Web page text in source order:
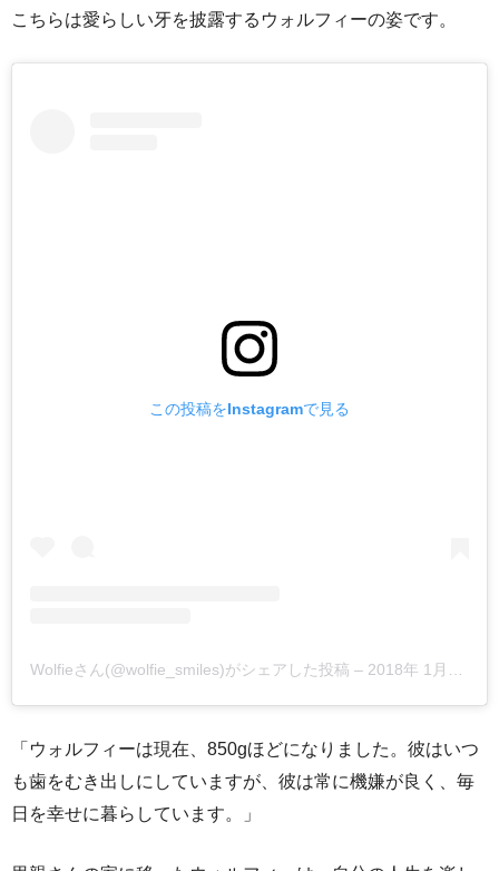
こちらは愛らしい牙を披露するウォルフィーの姿です。
この投稿をInstagramで見る
Wolfieさん(@wolfie_smiles)がシェアした投稿 – 2018年 1月月17日午前7時05分PST
「ウォルフィーは現在、850gほどになりました。彼はいつ
も歯をむき出しにしていますが、彼は常に機嫌が良く、毎
日を幸せに暮らしています。」